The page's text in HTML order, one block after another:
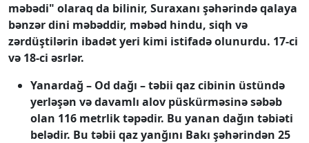
məbədi" olaraq da bilinir, Suraxanı şəhərində qalaya
bənzər dini məbəddir, məbəd hindu, siqh və
zərdüştilərin ibadət yeri kimi istifadə olunurdu. 17-ci
və 18-ci əsrlər.
Yanardağ – Od dağı – təbii qaz cibinin üstündə
yerləşən və davamlı alov püskürməsinə səbəb
olan 116 metrlik təpədir. Bu yanan dağın təbiəti
belədir. Bu təbii qaz yanğını Bakı şəhərindən 25